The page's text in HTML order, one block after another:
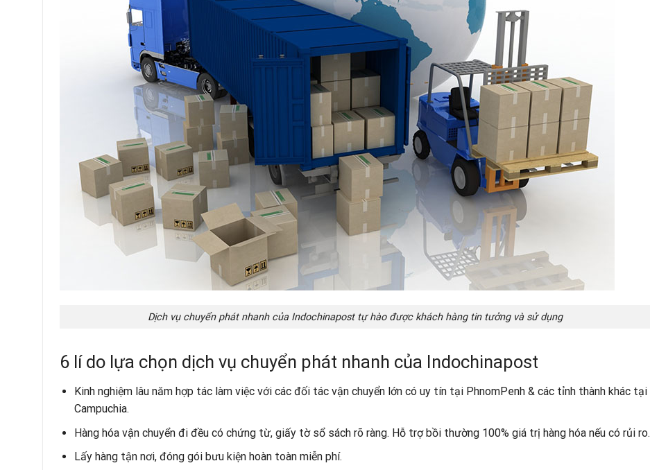
Dịch vụ chuyển phát nhanh của Indochinapost tự hào được khách hàng tin tưởng và sử dụng
6 lí do lựa chọn dịch vụ chuyển phát nhanh của Indochinapost
Kinh nghiệm lâu năm hợp tác làm việc với các đối tác vận chuyển lớn có uy tín tại PhnomPenh & các tỉnh thành khác tại
Campuchia.
Hàng hóa vận chuyển đi đều có chứng từ, giấy tờ sổ sách rõ ràng. Hỗ trợ bồi thường 100% giá trị hàng hóa nếu có rủi ro.
Lấy hàng tận nơi, đóng gói bưu kiện hoàn toàn miễn phí.